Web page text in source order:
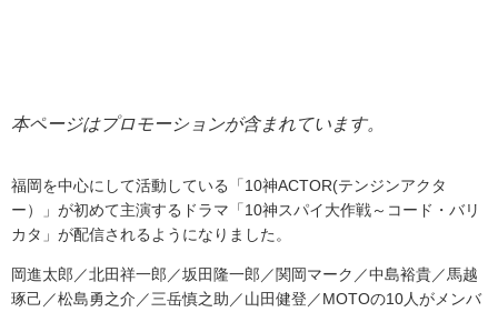
本ページはプロモーションが含まれています。
福岡を中心にして活動している「 10神ACTOR(テンジンアクタ
ー）
」が初めて主演するドラマ「 10神スパイ大作戦～コード・バリ
カタ」が配信されるようになりました。
岡進太郎／北田祥一郎／坂田隆一郎／関岡マーク／中島裕貴／馬越
琢己／松島勇之介／三岳慎之助／山田健登／ MOTOの10 人がメンバ